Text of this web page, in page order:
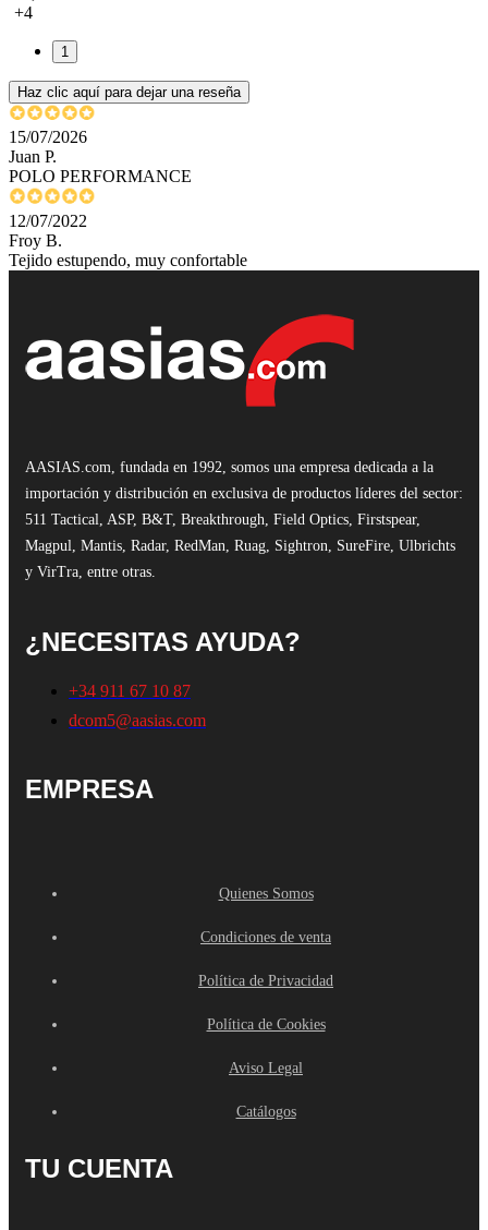
+4
1
Haz clic aquí para dejar una reseña
15/07/2026
Juan P.
POLO PERFORMANCE
12/07/2022
Froy B.
Tejido estupendo, muy confortable
AASIAS.com, fundada en 1992, somos una empresa dedicada a la
importación y distribución en exclusiva de productos líderes del sector:
511 Tactical, ASP, B&T, Breakthrough, Field Optics, Firstspear,
Magpul, Mantis, Radar, RedMan, Ruag, Sightron, SureFire, Ulbrichts
y VirTra, entre otras.
¿NECESITAS AYUDA?
+34 911 67 10 87
dcom5@aasias.com
EMPRESA
Quienes Somos
Condiciones de venta
Política de Privacidad
Política de Cookies
Aviso Legal
Catálogos
TU CUENTA